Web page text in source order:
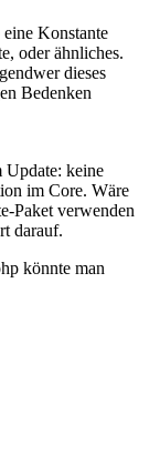
Konstante
oder ähnliches.
dieses
Bedenken
Update: keine
im Core. Wäre
Paket verwenden
darauf.
könnte man